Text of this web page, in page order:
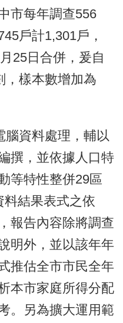
市每年調查556
戶計1,301戶，
25日合併，爰自
，樣本數增加為
腦資料處理，輔以
撰，並依據人口特
等特性整併29區
結果表式之依
報告內容除將調查
明外，並以該年年
推估全市市民全年
本市家庭所得分配
。另為擴大運用範